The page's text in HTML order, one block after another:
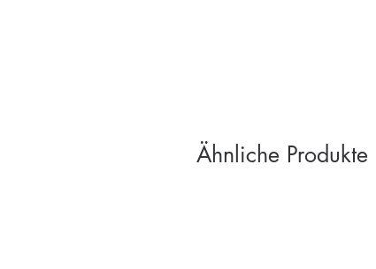
Ähnliche Produkte